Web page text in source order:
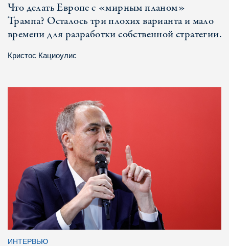
Что делать Европе с «мирным планом»
Трампа? Осталось три плохих варианта и мало
времени для разработки собственной стратегии.
Кристос Кациоулис
ИНТЕРВЬЮ